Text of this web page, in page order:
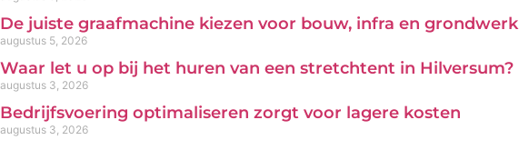
De juiste graafmachine kiezen voor bouw, infra en grondwerk
augustus 5, 2026
Waar let u op bij het huren van een stretchtent in Hilversum?
augustus 3, 2026
Bedrijfsvoering optimaliseren zorgt voor lagere kosten
augustus 3, 2026